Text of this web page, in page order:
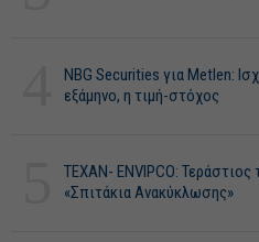
NBG Securities για Metlen:
εξάμηνο, η τιμή-στόχος
ΤΕΧΑΝ- ENVIPCO: Τεράστιος
«Σπιτάκια Ανακύκλωσης»